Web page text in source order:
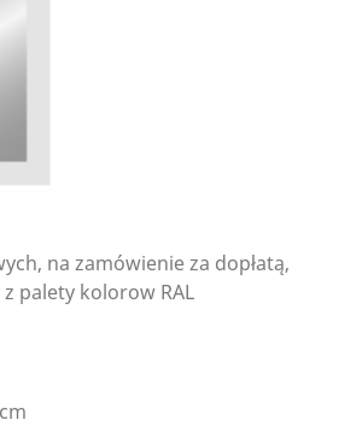
na zamówienie za dopłatą,
palety kolorow RAL